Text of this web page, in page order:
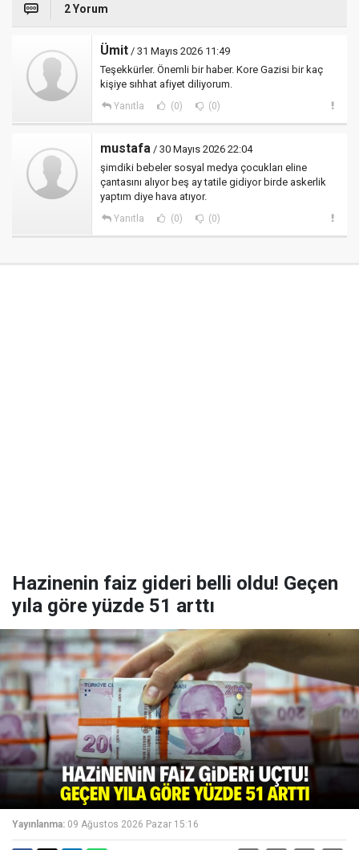
2 Yorum
Ümit / 31 Mayıs 2026 11:49
Teşekkürler. Önemli bir haber. Kore Gazisi bir kaç
kişiye sıhhat afiyet diliyorum.
Yanıtla (0) (0)
mustafa / 30 Mayıs 2026 22:04
şimdiki bebeler sosyal medya çocukları eline
çantasını alıyor beş ay tatile gidiyor birde askerlik
yaptım diye hava atıyor.
Yanıtla (0) (0)
Hazinenin faiz gideri belli oldu! Geçen
yıla göre yüzde 51 arttı
Yayınlanma: 09 Ağustos 2026 Pazar 15:16